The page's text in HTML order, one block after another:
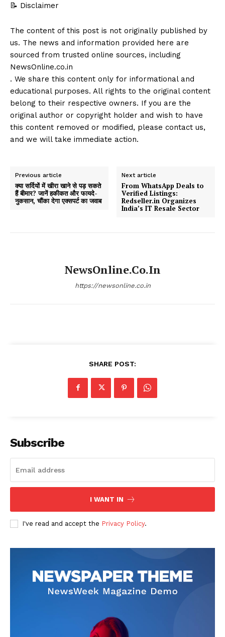
📝 Disclaimer
The content of this post is not originally published by
us. The news and information provided here are
sourced from trusted online sources, including
NewsOnline.co.in
. We share this content only for informational and
educational purposes. All rights to the original content
belong to their respective owners. If you are the
original author or copyright holder and wish to have
this content removed or modified, please contact us,
and we will take immediate action.
Previous article
क्या सर्दियों में खीरा खाने से पड़ सकते
हैं बीमार? जानें हकीकत और फायदे-
नुकसान, चौंका देगा एक्सपर्ट का जवाब
Next article
From WhatsApp Deals to
Verified Listings:
Redseller.in Organizes
India’s IT Resale Sector
NewsOnline.co.in
https://newsonline.co.in
SHARE POST:
Subscribe
I WANT IN
I've read and accept the Privacy Policy.